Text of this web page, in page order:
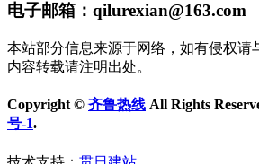
电子邮箱：qilurexian@163.com
本站部分信息来源于网络，如有侵权请
内容转载请注明出处。
Copyright ©齐鲁热线 All Rights
号-1.